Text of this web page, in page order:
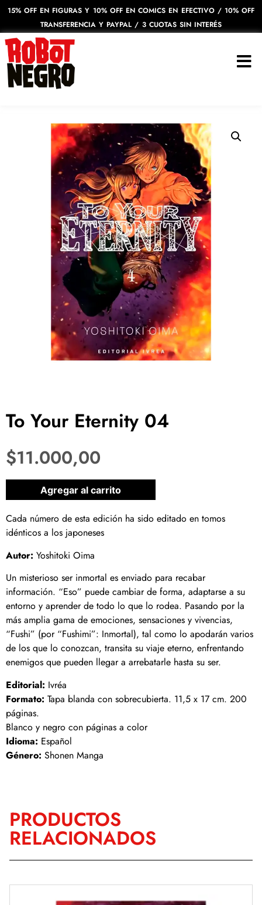
15% OFF EN FIGURAS Y 10% OFF EN COMICS EN EFECTIVO / 10% OFF
TRANSFERENCIA Y PAYPAL / 3 CUOTAS SIN INTERÉS
To Your Eternity 04
$11.000,00
1 disponibles
Agregar al carrito
Cada número de esta edición ha sido editado en tomos
idénticos a los japoneses
Autor: Yoshitoki Oima
Un misterioso ser inmortal es enviado para recabar
información. “Eso” puede cambiar de forma, adaptarse a su
entorno y aprender de todo lo que lo rodea. Pasando por la
más amplia gama de emociones, sensaciones y vivencias,
“Fushi” (por “Fushimi”: Inmortal), tal como lo apodarán varios
de los que lo conozcan, transita su viaje eterno, enfrentando
enemigos que pueden llegar a arrebatarle hasta su ser.
Editorial: Ivréa
Formato: Tapa blanda con sobrecubierta. 11,5 x 17 cm. 200
páginas.
Blanco y negro con páginas a color
Idioma: Español
Género: Shonen Manga
PRODUCTOS
RELACIONADOS